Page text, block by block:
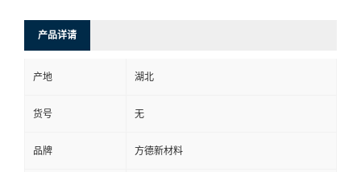
产品详请
产地 湖北
货号 无
品牌 方德新材料